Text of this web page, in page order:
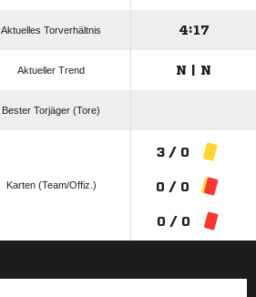
Aktuelles Torverhältnis 4:17
Aktueller Trend N | N
Bester Torjäger (Tore)
Karten (Team/Offiz.)
3 / 0
0 / 0
0 / 0
ANZEIGE